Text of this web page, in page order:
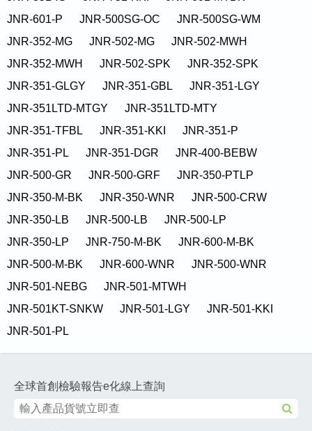
JNR-601-P
JNR-500SG-OC
JNR-500SG-WM
JNR-352-MG
JNR-502-MG
JNR-502-MWH
JNR-352-MWH
JNR-502-SPK
JNR-352-SPK
JNR-351-GLGY
JNR-351-GBL
JNR-351-LGY
JNR-351LTD-MTGY
JNR-351LTD-MTY
JNR-351-TFBL
JNR-351-KKI
JNR-351-P
JNR-351-PL
JNR-351-DGR
JNR-400-BEBW
JNR-500-GR
JNR-500-GRF
JNR-350-PTLP
JNR-350-M-BK
JNR-350-WNR
JNR-500-CRW
JNR-350-LB
JNR-500-LB
JNR-500-LP
JNR-350-LP
JNR-750-M-BK
JNR-600-M-BK
JNR-500-M-BK
JNR-600-WNR
JNR-500-WNR
JNR-501-NEBG
JNR-501-MTWH
JNR-501KT-SNKW
JNR-501-LGY
JNR-501-KKI
JNR-501-PL
全球首創檢驗報告e化線上查詢